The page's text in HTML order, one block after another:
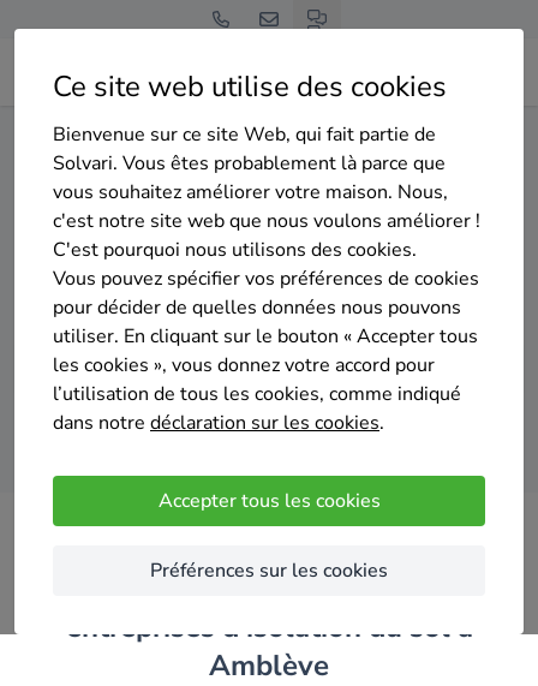
Ce site web utilise des cookies
Bienvenue sur ce site Web, qui fait partie de
Solvari. Vous êtes probablement là parce que
vous souhaitez améliorer votre maison. Nous,
c'est notre site web que nous voulons améliorer !
C'est pourquoi nous utilisons des cookies.
Vous pouvez spécifier vos préférences de cookies
pour décider de quelles données nous pouvons
utiliser. En cliquant sur le bouton « Accepter tous
les cookies », vous donnez votre accord pour
l’utilisation de tous les cookies, comme indiqué
dans notre déclaration sur les cookies.
Accepter tous les cookies
Préférences sur les cookies
Home Isolation du sol Liège Amblève
Gratuit et sans engagement
Top 20 des entreprises
d'isolation du sol à Amblève
Comparer des devis
entreprises d'isolation du sol à
Amblève